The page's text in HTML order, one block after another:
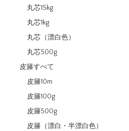
丸芯15kg
丸芯1kg
丸芯（漂白色）
丸芯500g
皮籐すべて
皮籐10m
皮籐100g
皮籐500g
皮籐（漂白・半漂白色）